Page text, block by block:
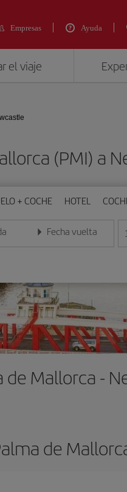
Empresas Ayuda
el viaje
(PMI) a
+ COCHE HOTEL
fecha en formato día/mes/año
Fecha vuelta
Introduce la fecha en 1
Mallorca -
de